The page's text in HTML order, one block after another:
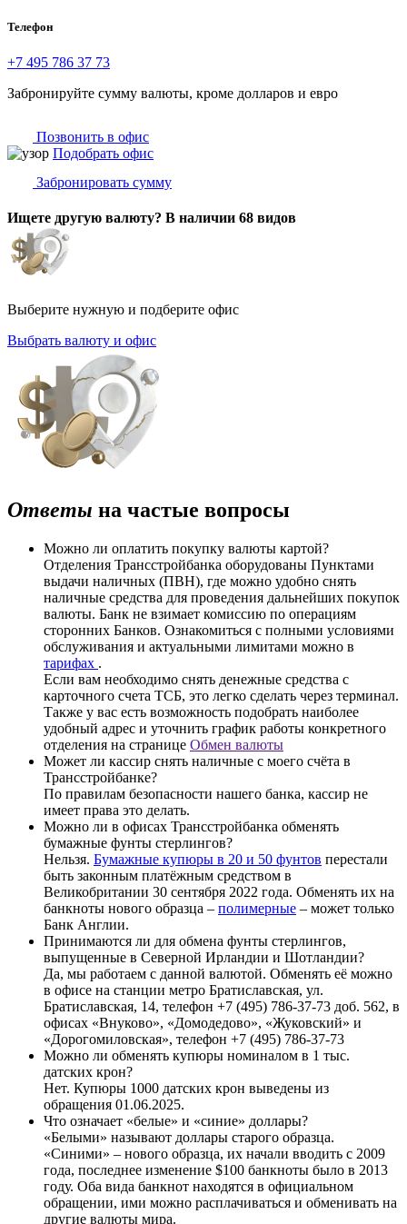
Телефон
+7 495 786 37 73
Забронируйте сумму валюты, кроме долларов и евро
Позвонить в офис
Подобрать офис
Забронировать сумму
Ищете другую валюту? В наличии 68 видов
Выберите нужную и подберите офис
Выбрать валюту и офис
Ответы на частые вопросы
Можно ли оплатить покупку валюты картой?
Отделения Трансстройбанка оборудованы Пунктами
выдачи наличных (ПВН), где можно удобно снять
наличные средства для проведения дальнейших покупок
валюты. Банк не взимает комиссию по операциям
сторонних Банков. Ознакомиться с полными условиями
обслуживания и актуальными лимитами можно в
тарифах .
Если вам необходимо снять денежные средства с
карточного счета ТСБ, это легко сделать через терминал.
Также у вас есть возможность подобрать наиболее
удобный адрес и уточнить график работы конкретного
отделения на странице Обмен валюты
Может ли кассир снять наличные с моего счёта в
Трансстройбанке?
По правилам безопасности нашего банка, кассир не
имеет права это делать.
Можно ли в офисах Трансстройбанка обменять
бумажные фунты стерлингов?
Нельзя. Бумажные купюры в 20 и 50 фунтов перестали
быть законным платёжным средством в
Великобритании 30 сентября 2022 года. Обменять их на
банкноты нового образца – полимерные – может только
Банк Англии.
Принимаются ли для обмена фунты стерлингов,
выпущенные в Северной Ирландии и Шотландии?
Да, мы работаем с данной валютой. Обменять её можно
в офисе на станции метро Братиславская, ул.
Братиславская, 14, телефон +7 (495) 786-37-73 доб. 562, в
офисах «Внуково», «Домодедово», «Жуковский» и
«Дорогомиловская», телефон +7 (495) 786-37-73
Можно ли обменять купюры номиналом в 1 тыс.
датских крон?
Нет. Купюры 1000 датских крон выведены из
обращения 01.06.2025.
Что означает «белые» и «синие» доллары?
«Белыми» называют доллары старого образца.
«Синими» – нового образца, их начали вводить с 2009
года, последнее изменение $100 банкноты было в 2013
году. Оба вида банкнот находятся в официальном
обращении, ими можно расплачиваться и обменивать на
другие валюты мира.